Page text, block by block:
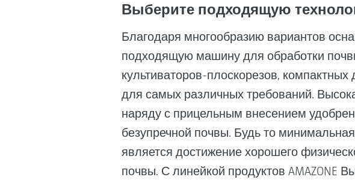
Выберите подходящую
Благодаря многообразию вариантов
подходящую машину для обработки
культиваторов-плоскорезов,
для самых различных требований.
наряду с прицельным внесением
безупречной почвы. Будь то
является достижение хорошего
почвы. С линейкой продуктов AMAZONE